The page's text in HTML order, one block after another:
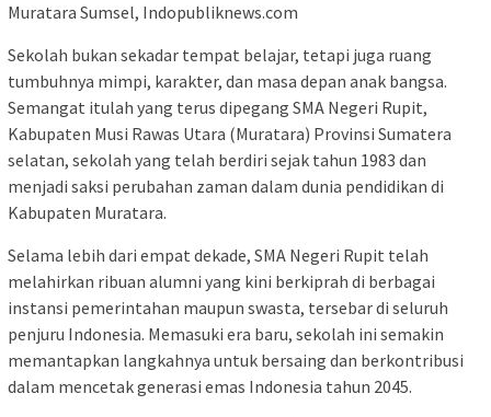
Muratara Sumsel, Indopubliknews.com
Sekolah bukan sekadar tempat belajar, tetapi juga ruang
tumbuhnya mimpi, karakter, dan masa depan anak bangsa.
Semangat itulah yang terus dipegang SMA Negeri Rupit,
Kabupaten Musi Rawas Utara (Muratara) Provinsi Sumatera
selatan, sekolah yang telah berdiri sejak tahun 1983 dan
menjadi saksi perubahan zaman dalam dunia pendidikan di
Kabupaten Muratara.
Selama lebih dari empat dekade, SMA Negeri Rupit telah
melahirkan ribuan alumni yang kini berkiprah di berbagai
instansi pemerintahan maupun swasta, tersebar di seluruh
penjuru Indonesia. Memasuki era baru, sekolah ini semakin
memantapkan langkahnya untuk bersaing dan berkontribusi
dalam mencetak generasi emas Indonesia tahun 2045.